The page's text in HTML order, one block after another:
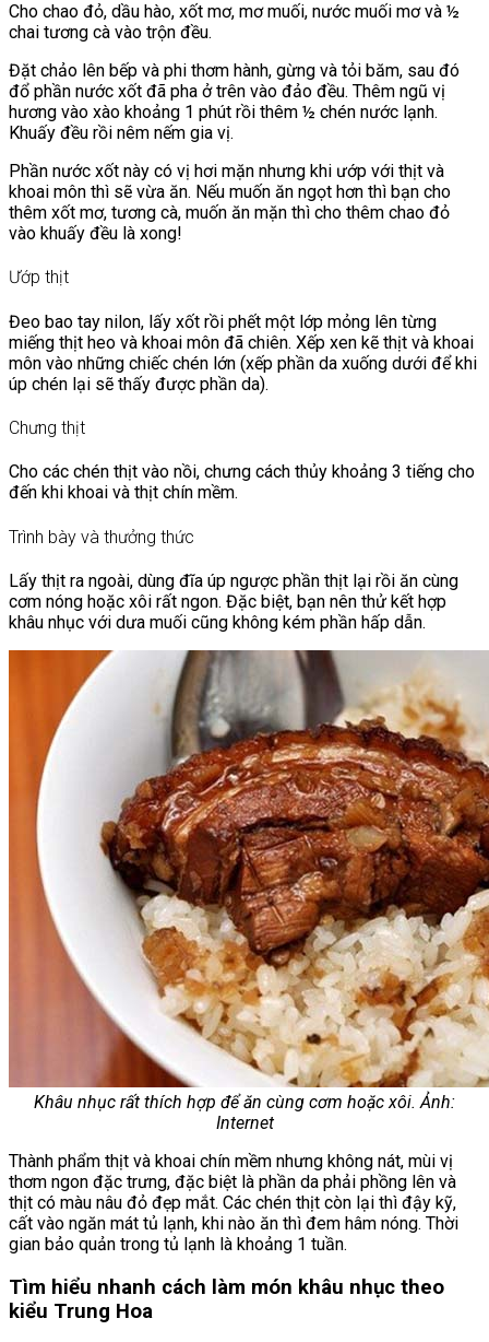
Cho chao đỏ, dầu hào, xốt mơ, mơ muối, nước muối mơ và ½
chai tương cà vào trộn đều.
Đặt chảo lên bếp và phi thơm hành, gừng và tỏi băm, sau đó
đổ phần nước xốt đã pha ở trên vào đảo đều. Thêm ngũ vị
hương vào xào khoảng 1 phút rồi thêm ½ chén nước lạnh.
Khuấy đều rồi nêm nếm gia vị.
Phần nước xốt này có vị hơi mặn nhưng khi ướp với thịt và
khoai môn thì sẽ vừa ăn. Nếu muốn ăn ngọt hơn thì bạn cho
thêm xốt mơ, tương cà, muốn ăn mặn thì cho thêm chao đỏ
vào khuấy đều là xong!
Ướp thịt
Đeo bao tay nilon, lấy xốt rồi phết một lớp mỏng lên từng
miếng thịt heo và khoai môn đã chiên. Xếp xen kẽ thịt và khoai
môn vào những chiếc chén lớn (xếp phần da xuống dưới để khi
úp chén lại sẽ thấy được phần da).
Chưng thịt
Cho các chén thịt vào nồi, chưng cách thủy khoảng 3 tiếng cho
đến khi khoai và thịt chín mềm.
Trình bày và thưởng thức
Lấy thịt ra ngoài, dùng đĩa úp ngược phần thịt lại rồi ăn cùng
cơm nóng hoặc xôi rất ngon. Đặc biệt, bạn nên thử kết hợp
khâu nhục với dưa muối cũng không kém phần hấp dẫn.
Khâu nhục rất thích hợp để ăn cùng cơm hoặc xôi. Ảnh:
Internet
Thành phẩm thịt và khoai chín mềm nhưng không nát, mùi vị
thơm ngon đặc trưng, đặc biệt là phần da phải phồng lên và
thịt có màu nâu đỏ đẹp mắt. Các chén thịt còn lại thì đậy kỹ,
cất vào ngăn mát tủ lạnh, khi nào ăn thì đem hâm nóng. Thời
gian bảo quản trong tủ lạnh là khoảng 1 tuần.
Tìm hiểu nhanh cách làm món khâu nhục theo
kiểu Trung Hoa